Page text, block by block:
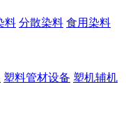
料 分散染料 食用染料
塑料管材设备 塑机辅机